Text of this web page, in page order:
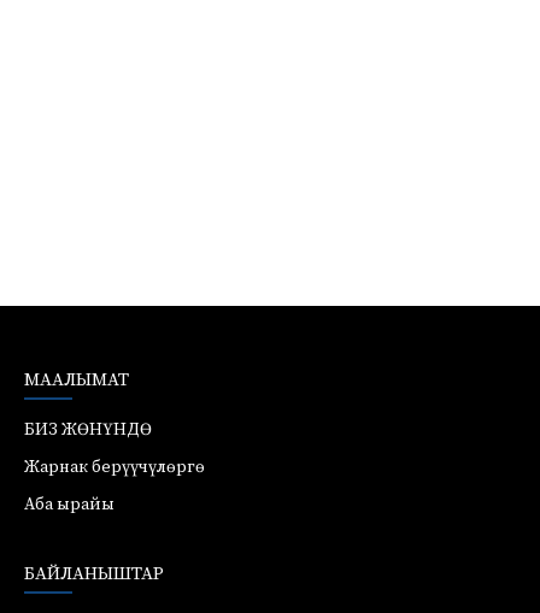
МААЛЫМАТ
БИЗ ЖӨНҮНДӨ
Жарнак берүүчүлөргө
Аба ырайы
БАЙЛАНЫШТАР